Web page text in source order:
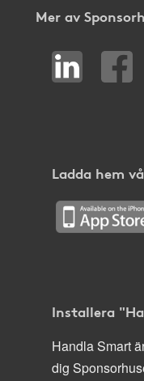
Mer av
Ladda hem
Installera
Handla Smart
dig